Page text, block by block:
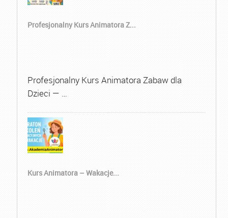
Profesjonalny Kurs Animatora Z...
Profesjonalny Kurs Animatora Zabaw dla
Dzieci — …
Kurs Animatora – Wakacje...